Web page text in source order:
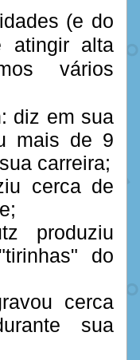
(e do
atingir alta
vários
diz em sua
mais de 9
carreira;
cerca de
produziu
do
cerca
sua